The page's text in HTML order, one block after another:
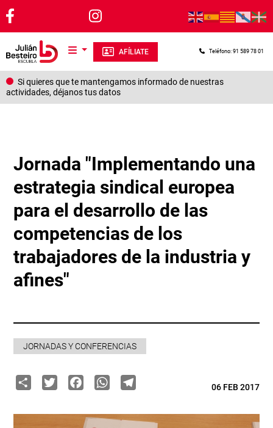
Pasar al contenido principal
AFÍLIATE Teléfono: 91 589 78 01
Si quieres que te mantengamos informado de nuestras
actividades, déjanos tus datos
Jornada "Implementando una
estrategia sindical europea
para el desarrollo de las
competencias de los
trabajadores de la industria y
afines"
JORNADAS Y CONFERENCIAS
ShareTwitterFacebook
WhatsApp
Telegram06 FEB 2017